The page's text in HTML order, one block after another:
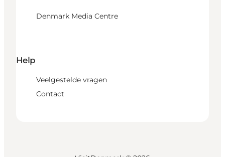
Denmark Media Centre
Help
Veelgestelde vragen
Contact